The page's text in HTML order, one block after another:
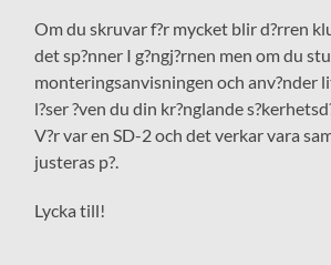
Om du skruvar f?r mycket blir d?rren
det sp?nner I g?ngj?rnen men om du
monteringsanvisningen och anv?nder
l?ser ?ven du din kr?nglande
V?r var en SD-2 och det verkar vara
justeras p?.
Lycka till!